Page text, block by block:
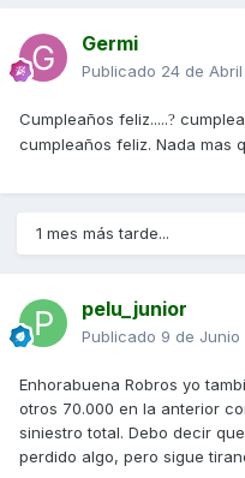
Germi
Publicado 24 de
Cumpleaños feliz.....?
cumpleaños feliz. Nada mas
1 mes más tarde...
pelu_junior
Publicado 9 de Junio
Enhorabuena Robros yo
otros 70.000 en la anterior
siniestro total. Debo decir
perdido algo, pero sigue